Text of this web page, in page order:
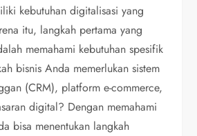
kebutuhan digitalisasi yang
itu, langkah pertama yang
memahami kebutuhan spesifik
bisnis Anda memerlukan sistem
(CRM), platform e-commerce,
digital? Dengan memahami
bisa menentukan langkah